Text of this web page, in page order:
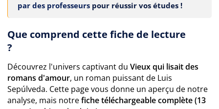
par des professeurs pour réussir vos études !
Que comprend cette fiche de lecture
?
Découvrez l'univers captivant du Vieux qui lisait des
romans d'amour, un roman puissant de Luis
Sepúlveda. Cette page vous donne un aperçu de notre
analyse, mais notrefiche téléchargeable complète (13